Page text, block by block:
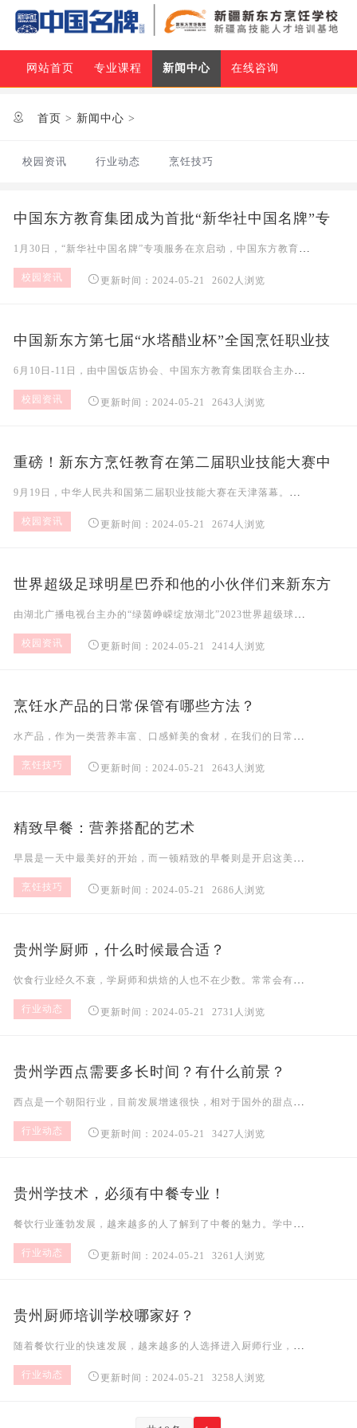
网站首页 专业课程 新闻中心 在线咨询
 首页 > 新闻中心 >
校园资讯 行业动态 烹饪技巧
中国东方教育集团成为首批“新华社中国名牌”专
项服务合作伙伴
1月30日，“新华社中国名牌”专项服务在京启动，中国东方教育集团成为首批专项服务合作伙伴。新华社党组成员、秘书长景如月，国际质量科学院院士、国务院原参事郎志正，新华社中国广告联
校园资讯 更新时间：2024-05-21 2602人浏览
中国新东方第七届“水塔醋业杯”全国烹饪职业技
能大赛总决赛圆满举行！
6月10日-11日，由中国饭店协会、中国东方教育集团联合主办的2023中国美食烹饪锦标赛——中国新东方第七届“水塔醋业杯”全国烹饪职业技能大赛总决赛在长沙隆重举行。大赛首次引用
校园资讯 更新时间：2024-05-21 2643人浏览
重磅！新东方烹饪教育在第二届职业技能大赛中
斩获金牌！
9月19日，中华人民共和国第二届职业技能大赛在天津落幕。本次大赛中，全国共有36个代表团的4045名选手参加109个比赛项目的角逐，中国东方教育旗下33名师生代表所在省份参赛，
校园资讯 更新时间：2024-05-21 2674人浏览
世界超级足球明星巴乔和他的小伙伴们来新东方
烹饪学校啦！
由湖北广播电视台主办的“绿茵峥嵘绽放湖北”2023世界超级球星足球赛，于11月26日在武汉体育中心体育场举行，来自全世界13个国家的近40名世界超级足球明星齐聚湖北武汉。11月
校园资讯 更新时间：2024-05-21 2414人浏览
烹饪水产品的日常保管有哪些方法？
水产品，作为一类营养丰富、口感鲜美的食材，在我们的日常饮食中占据着重要的地位。然而，由于其特殊的性质，水产品的保管相较于其他食材而言更为复杂和细致。为了确保水产品的品质与安全，
烹饪技巧 更新时间：2024-05-21 2643人浏览
精致早餐：营养搭配的艺术
早晨是一天中最美好的开始，而一顿精致的早餐则是开启这美好一天的钥匙。早餐不仅为我们提供了一天的能量来源，更是营养摄入的重要时刻。学会营养搭配，享受一顿精致的早餐，是每个人都可以掌握的生活艺术。一、认识营养搭配的重要性营养搭配是指在饮食中合理搭配各种营养素，以满足身体对营养的需求。早餐作为一天中最重要的一餐，其营养搭配尤为重要。合理的营养搭配可以保证身体得到足够的能量和营养素，维持身体的正常运转，提
烹饪技巧 更新时间：2024-05-21 2686人浏览
贵州学厨师，什么时候最合适？
饮食行业经久不衰，学厨师和烘焙的人也不在少数。常常会有人问：“我现在学习厨师晚不晚?”“我什么时候学厨师zui合适?”新疆新东方想用一位非洲女作家的话告诉你，种一棵树zui早的是十年前
行业动态 更新时间：2024-05-21 2731人浏览
贵州学西点需要多长时间？有什么前景？
西点是一个朝阳行业，目前发展增速很快，相对于国外的甜点市场行业，国内还有更大的市场增长空间，并且西点职业比较轻松，自由发展空间较大，很多人想学西点但是担心未来发展的问题，今天就
行业动态 更新时间：2024-05-21 3427人浏览
贵州学技术，必须有中餐专业！
餐饮行业蓬勃发展，越来越多的人了解到了中餐的魅力。学中餐烹饪的人也在不断增多，对于择校失利且对文化课没有信心的。初高中生而言，学一门技术，远比小小年纪出门打工更符合他们心意。俗
行业动态 更新时间：2024-05-21 3261人浏览
贵州厨师培训学校哪家好？
随着餐饮行业的快速发展，越来越多的人选择进入厨师行业，而选择一个好的厨师培训学校则成为了他们踏入这一行业的重要一步。然而，面对众多的厨师培训学校，如何选择一家合适的学校呢？本文将从学校的师资力量、教学设施、课程设置、就业服务等方面进行全面解析，并为您推荐几家优秀的厨师培训学校。一、选择厨师培训学校的关键因素师资力量：一个优秀的厨师培训学校必须拥有经验丰富、教学水平高的教师团队。他们不仅要有扎实的理
行业动态 更新时间：2024-05-21 3258人浏览